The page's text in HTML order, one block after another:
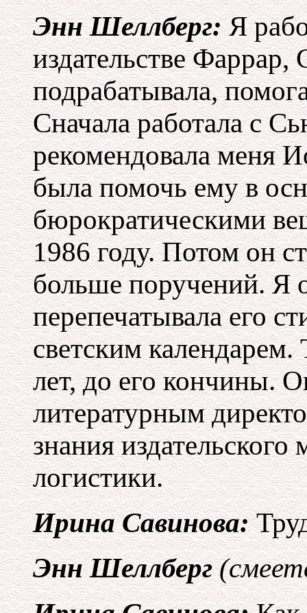
Энн Шеллберг:Я
издательстве
подрабатывала,
Сначала работала с
рекомендовала меня
была помочь ему в
бюрократическими
1986 году. Потом он
больше поручений. Я
перепечатывала его
светским
лет, до его кончины.
литературным
знания издательского
логистики.
Ирина Савинова:
Энн Шеллберг